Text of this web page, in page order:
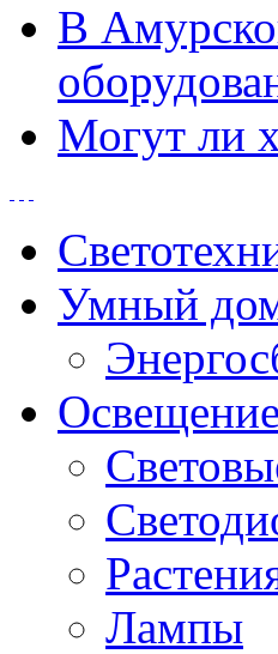
В
Могут ли
Умный
Освещение
Лампы